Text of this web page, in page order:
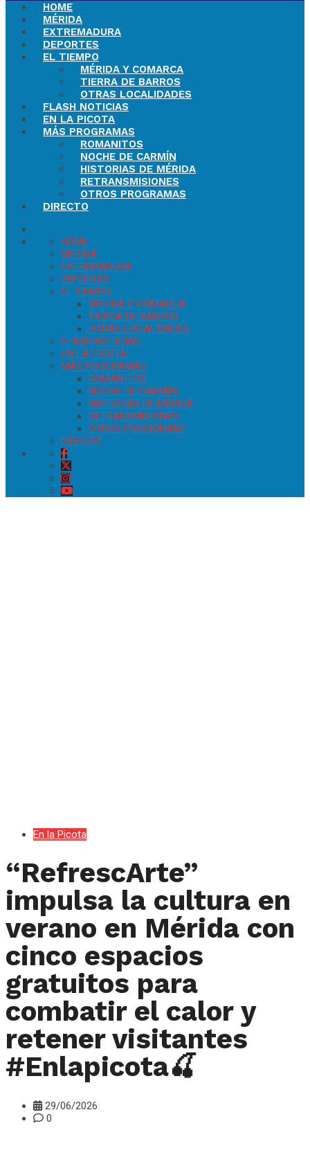
HOME
MÉRIDA
EXTREMADURA
DEPORTES
EL TIEMPO
MÉRIDA Y COMARCA
TIERRA DE BARROS
OTRAS LOCALIDADES
FLASH NOTICIAS
EN LA PICOTA
MÁS PROGRAMAS
ROMANITOS
NOCHE DE CARMÍN
HISTORIAS DE MÉRIDA
RETRANSMISIONES
OTROS PROGRAMAS
DIRECTO
HOME
MÉRIDA
EXTREMADURA
DEPORTES
EL TIEMPO
MÉRIDA Y COMARCA
TIERRA DE BARROS
OTRAS LOCALIDADES
FLASH NOTICIAS
EN LA PICOTA
MÁS PROGRAMAS
ROMANITOS
NOCHE DE CARMÍN
HISTORIAS DE MÉRIDA
RETRANSMISIONES
OTROS PROGRAMAS
DIRECTO
En la Picota
“RefrescArte”
impulsa la cultura en
verano en Mérida con
cinco espacios
gratuitos para
combatir el calor y
retener visitantes
#Enlapicota🍒
29/06/2026
0